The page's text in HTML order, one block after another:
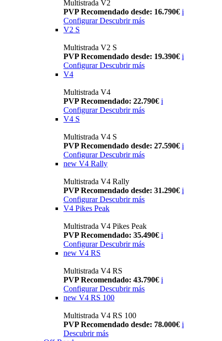
Multistrada V2
PVP Recomendado desde: 16.790€ i
Configurar Descubrir más
V2 S
Multistrada V2 S
PVP Recomendado desde: 19.390€ i
Configurar Descubrir más
V4
Multistrada V4
PVP Recomendado: 22.790€ i
Configurar Descubrir más
V4 S
Multistrada V4 S
PVP Recomendado desde: 27.590€ i
Configurar Descubrir más
new V4 Rally
Multistrada V4 Rally
PVP Recomendado desde: 31.290€ i
Configurar Descubrir más
V4 Pikes Peak
Multistrada V4 Pikes Peak
PVP Recomendado: 35.490€ i
Configurar Descubrir más
new V4 RS
Multistrada V4 RS
PVP Recomendado: 43.790€ i
ConfigurarDescubrir más
new V4 RS 100
Multistrada V4 RS 100
PVP Recomendado desde: 78.000€ i
Descubrir más